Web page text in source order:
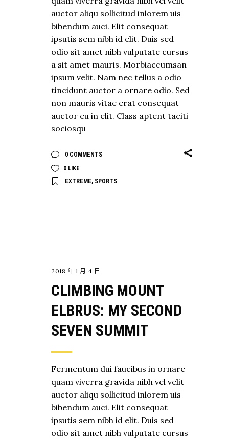
auctor aliqu sollicitud inlorem uis
bibendum auci. Elit consequat
ipsutis sem nibh id elit. Duis sed
odio sit amet nibh vulputate cursus
a sit amet mauris. Morbiaccumsan
ipsum velit. Nam nec tellus a odio
tincidunt auctor a ornare odio. Sed
non mauris vitae erat consequat
auctor eu in elit. Class aptent taciti
sociosqu
0 COMMENTS
0 LIKE
EXTREME, SPORTS
2018 年 1 月 4 日
CLIMBING MOUNT
ELBRUS: MY SECOND
SEVEN SUMMIT
Fermentum dui faucibus in ornare
quam viverra gravida nibh vel velit
auctor aliqu sollicitud inlorem uis
bibendum auci. Elit consequat
ipsutis sem nibh id elit. Duis sed
odio sit amet nibh vulputate cursus